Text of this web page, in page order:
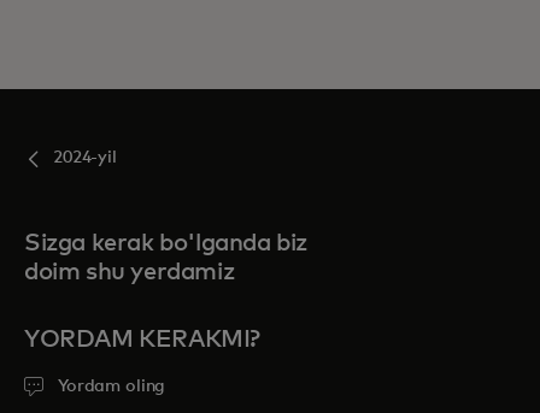
2024-yil
Sizga kerak bo'lganda biz
doim shu yerdamiz
YORDAM KERAKMI?
Yordam oling